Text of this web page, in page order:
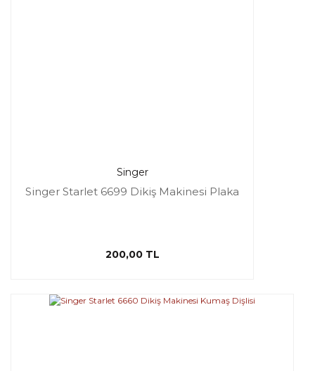
Singer
Singer Starlet 6699 Dikiş Makinesi Plaka
200,00 TL